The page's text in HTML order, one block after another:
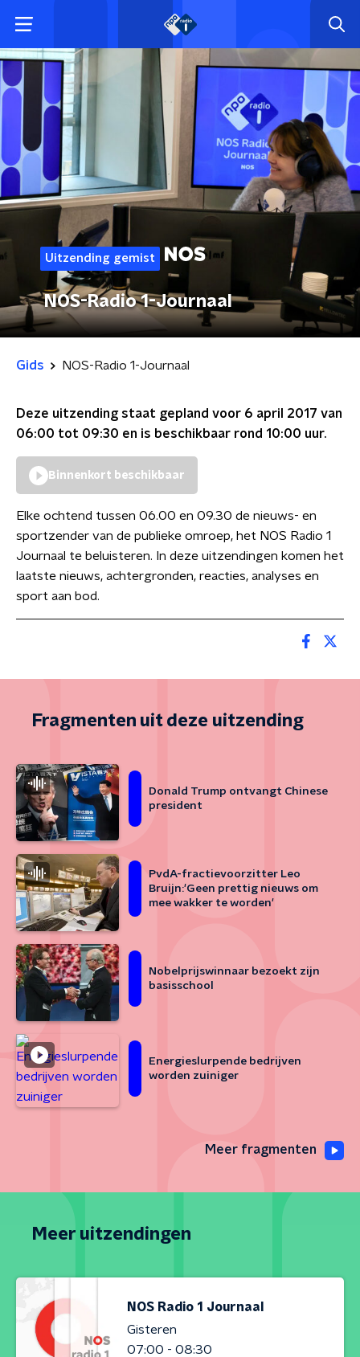
Uitzending gemist
NOS-Radio 1-Journaal
Gids NOS-Radio 1-Journaal
Deze uitzending staat gepland voor 6 april 2017 van
06:00 tot 09:30 en is beschikbaar rond 10:00 uur.
Binnenkort beschikbaar
Elke ochtend tussen 06.00 en 09.30 de nieuws- en
sportzender van de publieke omroep, het NOS Radio 1
Journaal te beluisteren. In deze uitzendingen komen het
laatste nieuws, achtergronden, reacties, analyses en
sport aan bod.
Fragmenten uit deze uitzending
Donald Trump ontvangt Chinese
president
PvdA-fractievoorzitter Leo
Bruijn:'Geen prettig nieuws om
mee wakker te worden'
Nobelprijswinnaar bezoekt zijn
basisschool
Energieslurpende bedrijven
worden zuiniger
Meer fragmenten
Meer uitzendingen
NOS Radio 1 Journaal
Gisteren
07:00 - 08:30